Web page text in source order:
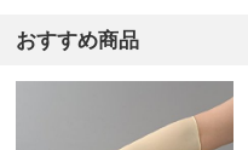
おすすめ商品